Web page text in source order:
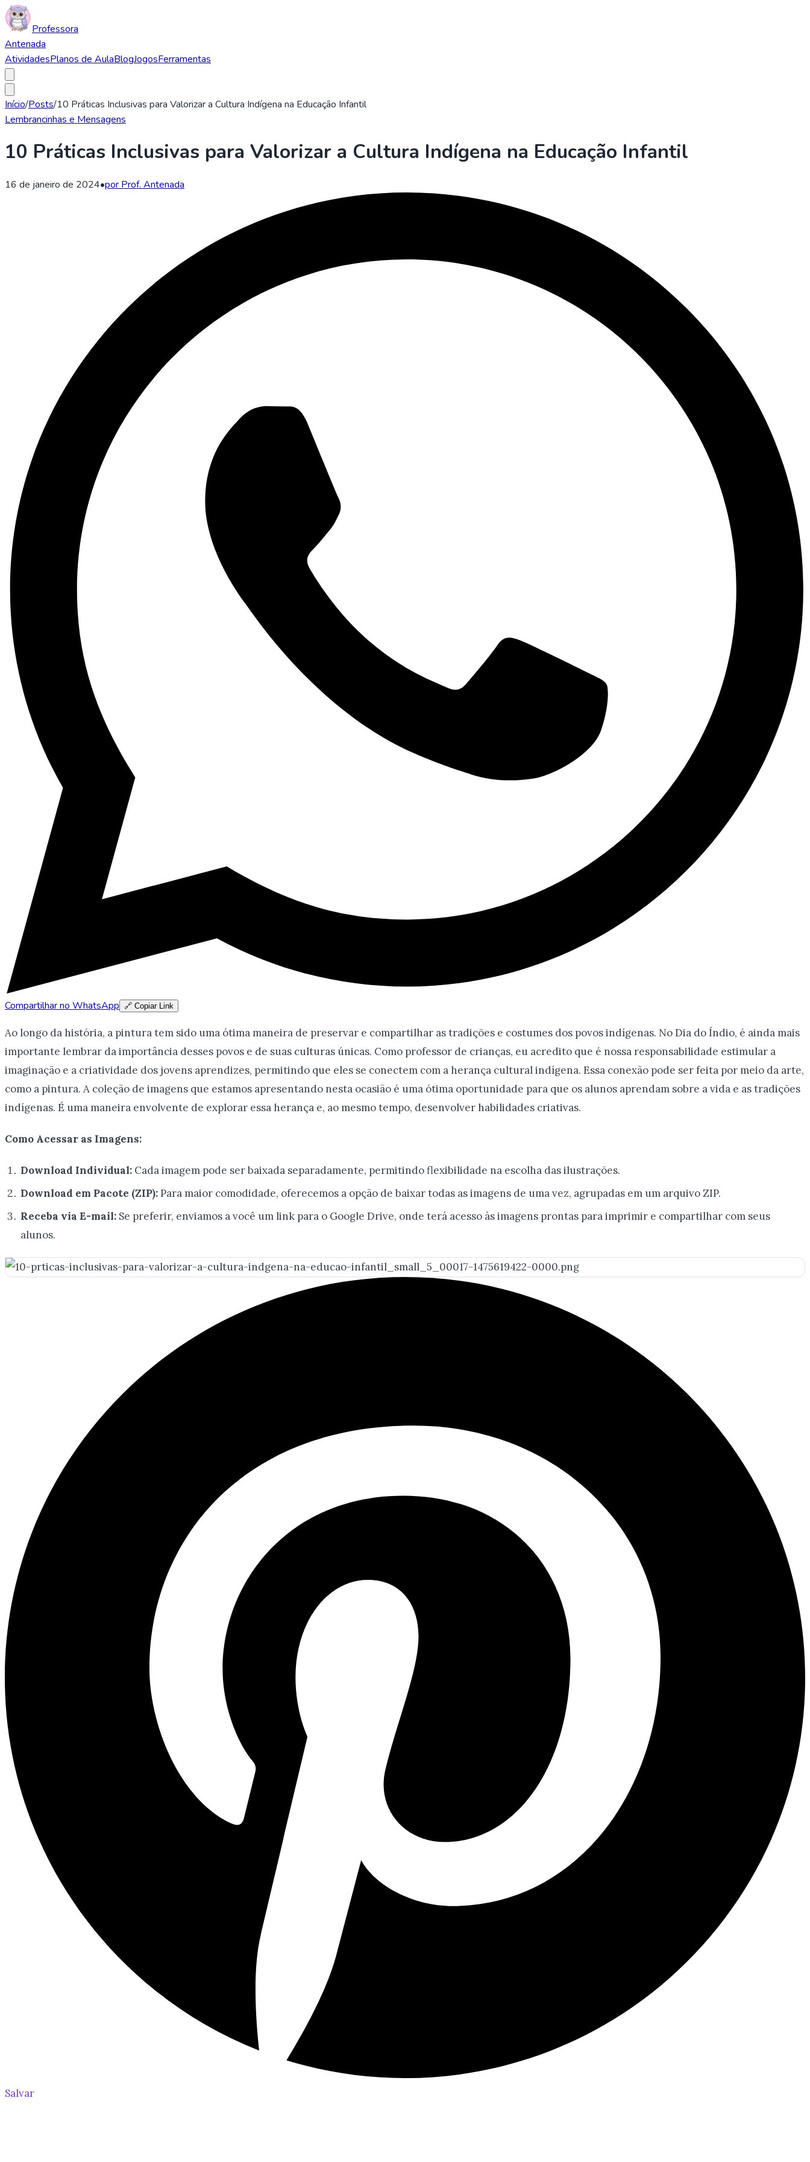
Professora
Antenada
AtividadesPlanos de AulaBlogJogosFerramentas
Início/Posts/10 Práticas Inclusivas para Valorizar a Cultura Indígena na Educação Infantil
Lembrancinhas e Mensagens
10 Práticas Inclusivas para Valorizar a Cultura Indígena na Educação Infantil
16 de janeiro de 2024•por Prof. Antenada
Compartilhar no WhatsApp 🔗 Copiar Link
Ao longo da história, a pintura tem sido uma ótima maneira de preservar e compartilhar as tradições e costumes dos povos indígenas. No Dia do Índio, é ainda mais
importante lembrar da importância desses povos e de suas culturas únicas. Como professor de crianças, eu acredito que é nossa responsabilidade estimular a
imaginação e a criatividade dos jovens aprendizes, permitindo que eles se conectem com a herança cultural indígena. Essa conexão pode ser feita por meio da arte,
como a pintura. A coleção de imagens que estamos apresentando nesta ocasião é uma ótima oportunidade para que os alunos aprendam sobre a vida e as tradições
indígenas. É uma maneira envolvente de explorar essa herança e, ao mesmo tempo, desenvolver habilidades criativas.
Como Acessar as Imagens:
Download Individual:Cada imagem pode ser baixada separadamente, permitindo flexibilidade na escolha das ilustrações.
Download em Pacote (ZIP):Para maior comodidade, oferecemos a opção de baixar todas as imagens de uma vez, agrupadas em um arquivo ZIP.
Receba via E-mail:Se preferir, enviamos a você um link para o Google Drive, onde terá acesso às imagens prontas para imprimir e compartilhar com seus
alunos.
Salvar